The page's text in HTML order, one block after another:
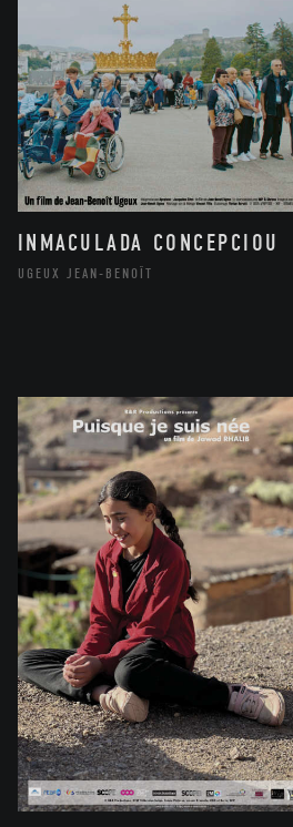
INMACULADA CONCEPCIOU
UGEUX JEAN-BENOÎT